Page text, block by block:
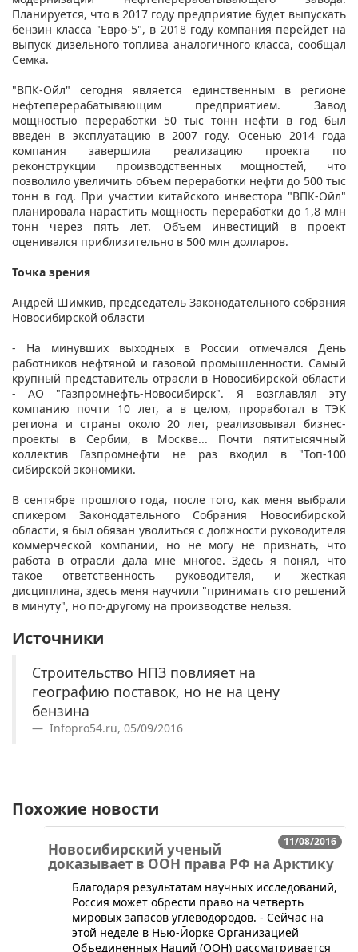
Планируется, что в 2017 году предприятие будет выпускать
бензин класса "Евро-5", в 2018 году компания перейдет на
выпуск дизельного топлива аналогичного класса, сообщал
Семка.
"ВПК-Ойл" сегодня является единственным в регионе
нефтеперерабатывающим предприятием. Завод
мощностью переработки 50 тыс тонн нефти в год был
введен в эксплуатацию в 2007 году. Осенью 2014 года
компания завершила реализацию проекта по
реконструкции производственных мощностей, что
позволило увеличить объем переработки нефти до 500 тыс
тонн в год. При участии китайского инвестора "ВПК-Ойл"
планировала нарастить мощность переработки до 1,8 млн
тонн через пять лет. Объем инвестиций в проект
оценивался приблизительно в 500 млн долларов.
Точка зрения
Андрей Шимкив, председатель Законодательного собрания
Новосибирской области
- На минувших выходных в России отмечался День
работников нефтяной и газовой промышленности. Самый
крупный представитель отрасли в Новосибирской области
- АО "Газпромнефть-Новосибирск". Я возглавлял эту
компанию почти 10 лет, а в целом, проработал в ТЭК
региона и страны около 20 лет, реализовывал бизнес-
проекты в Сербии, в Москве... Почти пятитысячный
коллектив Газпромнефти не раз входил в "Топ-100
сибирской экономики.
В сентябре прошлого года, после того, как меня выбрали
спикером Законодательного Собрания Новосибирской
области, я был обязан уволиться с должности руководителя
коммерческой компании, но не могу не признать, что
работа в отрасли дала мне многое. Здесь я понял, что
такое ответственность руководителя, и жесткая
дисциплина, здесь меня научили "принимать сто решений
в минуту", но по-другому на производстве нельзя.
Источники
Строительство НПЗ повлияет на
географию поставок, но не на цену
бензина
Infopro54.ru, 05/09/2016
Похожие новости
11/08/2016
Новосибирский ученый
доказывает в ООН права РФ на Арктику
​Благодаря результатам научных исследований,
Россия может обрести право на четверть
мировых запасов углеводородов. - Сейчас на
этой неделе в Нью-Йорке Организацией
Объединенных Наций (ООН) рассматривается